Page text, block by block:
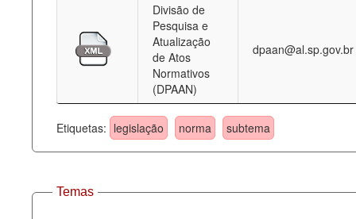
Divisão de
Pesquisa e
Atualização
de Atos
Normativos
(DPAAN)
dpaan@al.sp.gov.br
Etiquetas: legislação norma subtema
Temas